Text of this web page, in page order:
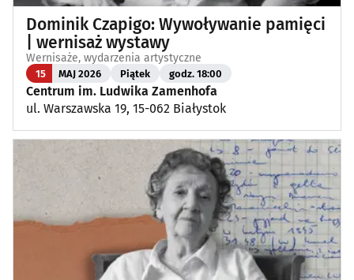
Dominik Czapigo: Wywoływanie pamięci
| wernisaż wystawy
Wernisaże, wydarzenia artystyczne
15 MAJ 2026 Piątek godz. 18:00
Centrum im. Ludwika Zamenhofa
ul. Warszawska 19, 15-062 Białystok